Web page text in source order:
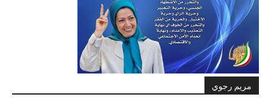
مريم رجوي